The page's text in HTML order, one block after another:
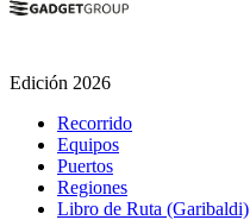
Edición 2026
Recorrido
Equipos
Puertos
Regiones
Libro de Ruta (Garibaldi)